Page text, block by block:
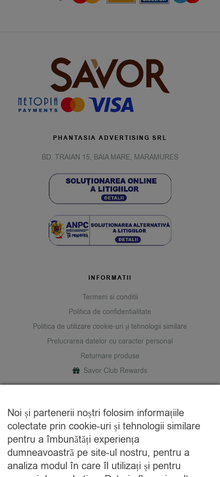
PHANTASIA ADVERTISING SRL
BD. TRAIAN 15, BAIA MARE, MARAMURES
INFORMATII
Termeni si conditii
Politica de confidentialitate
Politica de utilizare cookie-uri și tehnologii similare
Prelucrarea datelor cu caracter personal
Returnare produse
Savor Club Rewards
Cine suntem
Blog
Contact
Noi și partenerii noștri folosim informațiile
colectate prin cookie-uri și tehnologii similare
pentru a îmbunătăți experiența
dumneavoastră pe site-ul nostru, pentru a
analiza modul în care îl utilizați și pentru